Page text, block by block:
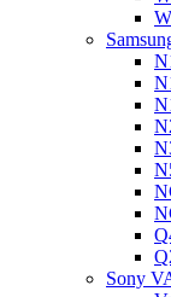
Sony